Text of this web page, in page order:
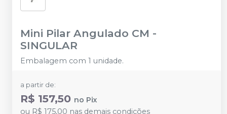
Mini Pilar Angulado CM -
SINGULAR
Embalagem com 1 unidade.
a partir de:
R$ 157,50 no Pix
ou R$ 175,00 nas demais condições